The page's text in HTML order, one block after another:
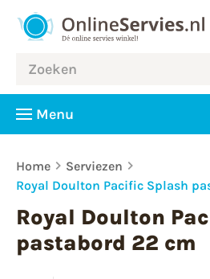
Menu
Home
Serviezen
Royal Doulton Pacific Splash
Royal Doulton
pastabord 22 cm